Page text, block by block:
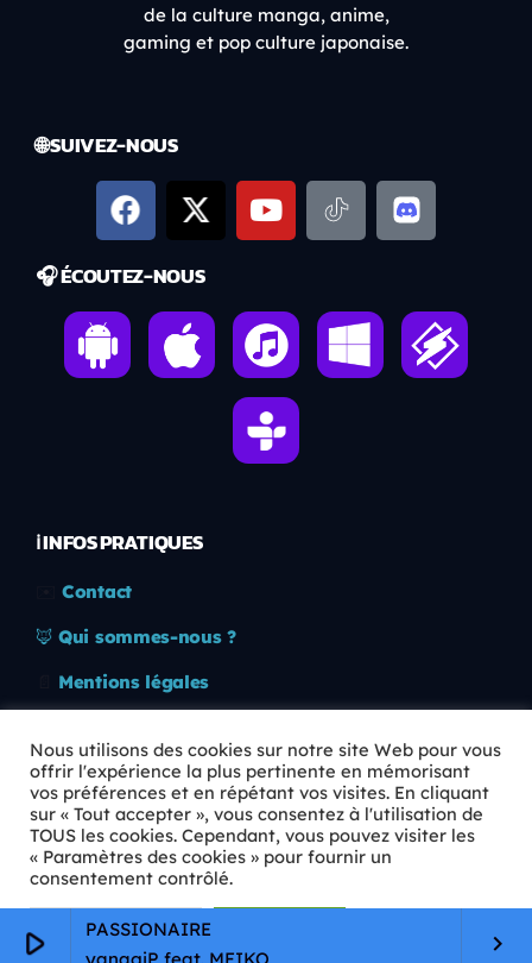
play_arrow
PASSIONAIRE
yanagiP feat. MEIKO
keyboard_arrow_right
de la culture manga, anime,
gaming et pop culture japonaise.
🌐 SUIVEZ-NOUS
🎧 ÉCOUTEZ-NOUS
ℹ️ INFOS PRATIQUES
Contact
🦊 Qui sommes-nous ?
Mentions légales
🛡️ RGPD
Copyright © 2026 Animkids. Tous droits réservés.
Nous utilisons des cookies sur notre site Web pour vous
offrir l'expérience la plus pertinente en mémorisant
vos préférences et en répétant vos visites. En cliquant
sur « Tout accepter », vous consentez à l'utilisation de
TOUS les cookies. Cependant, vous pouvez visiter les
« Paramètres des cookies » pour fournir un
consentement contrôlé.
Paramètres Cookie